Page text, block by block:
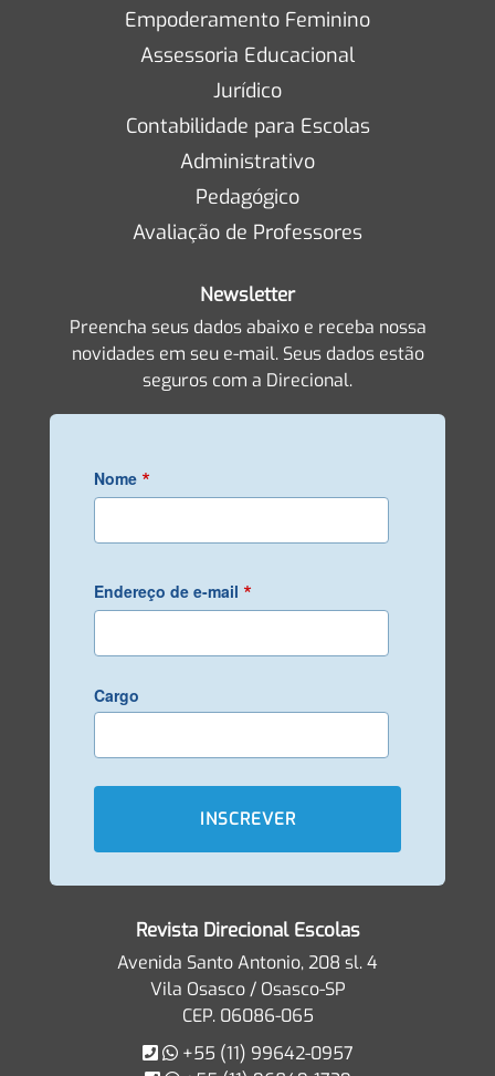
Empoderamento Feminino
Assessoria Educacional
Jurídico
Contabilidade para Escolas
Administrativo
Pedagógico
Avaliação de Professores
Newsletter
Preencha seus dados abaixo e receba nossa
novidades em seu e-mail. Seus dados estão
seguros com a Direcional.
Nome *
Endereço de e-mail *
Cargo
Revista Direcional Escolas
Avenida Santo Antonio, 208 sl. 4
Vila Osasco / Osasco-SP
CEP. 06086-065
+55 (11) 99642-0957